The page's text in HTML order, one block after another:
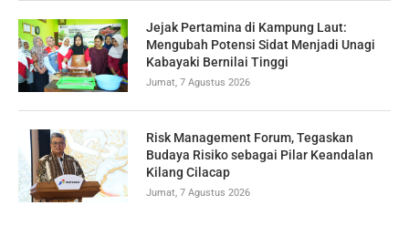
Jejak Pertamina di Kampung Laut:
Mengubah Potensi Sidat Menjadi Unagi
Kabayaki Bernilai Tinggi
Jumat, 7 Agustus 2026
Risk Management Forum, Tegaskan
Budaya Risiko sebagai Pilar Keandalan
Kilang Cilacap
Jumat, 7 Agustus 2026